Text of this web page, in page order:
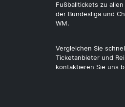
Fußballtickets zu
der Bundesliga und
WM.
Vergleichen Sie
Ticketanbieter und
kontaktieren Sie uns